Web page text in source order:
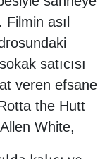
asıl
satıcısı
veren efsane
the Hutt
White,